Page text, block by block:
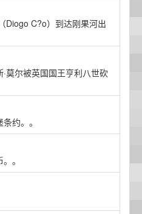
Diogo C?o）到达刚果河出
莫尔被英国国王亨利八世砍
约。。
。